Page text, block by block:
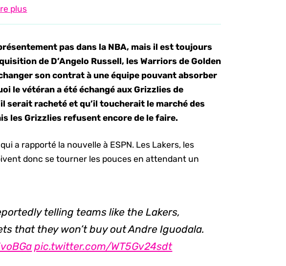
plus
pas dans la NBA, mais il est toujours
de D’Angelo Russell, les Warriors de Golden
son contrat à une équipe pouvant absorber
le vétéran a été échangé aux Grizzlies de
serait racheté et qu’il toucherait le marché des
les Grizzlies refusent encore de le faire.
a rapporté la nouvelle à ESPN. Les Lakers, les
donc se tourner les pouces en attendant un
telling teams like the Lakers,
that they won’t buy out Andre Iguodala.
pic.twitter.com/WT5Gv24sdt